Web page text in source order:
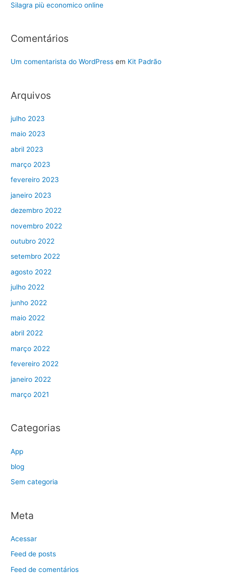
Silagra più economico online
Comentários
Um comentarista do WordPress em Kit Padrão
Arquivos
julho 2023
maio 2023
abril 2023
março 2023
fevereiro 2023
janeiro 2023
dezembro 2022
novembro 2022
outubro 2022
setembro 2022
agosto 2022
julho 2022
junho 2022
maio 2022
abril 2022
março 2022
fevereiro 2022
janeiro 2022
março 2021
Categorias
App
blog
Sem categoria
Meta
Acessar
Feed de posts
Feed de comentários